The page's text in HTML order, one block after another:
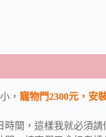
， 寵物門2300元，安
間，這樣我就必須